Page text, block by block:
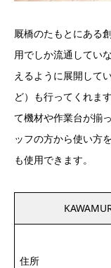
厩橋のたもとにある
用でしか流通してい
えるように展開して
ど）も行ってくれま
て機材や作業台が揃
ッフの方から使い方
も使用できます。
住所